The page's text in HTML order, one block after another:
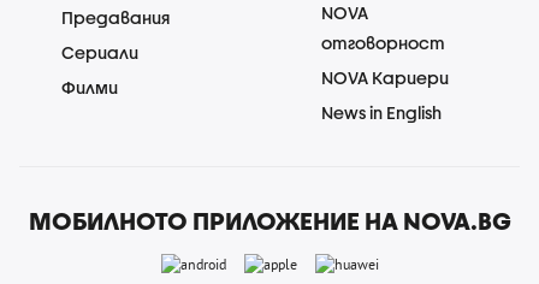
Предавания
Сериали
Филми
NOVA
отговорност
NOVA Кариери
News in English
МОБИЛНОТО ПРИЛОЖЕНИЕ НА NOVA.BG